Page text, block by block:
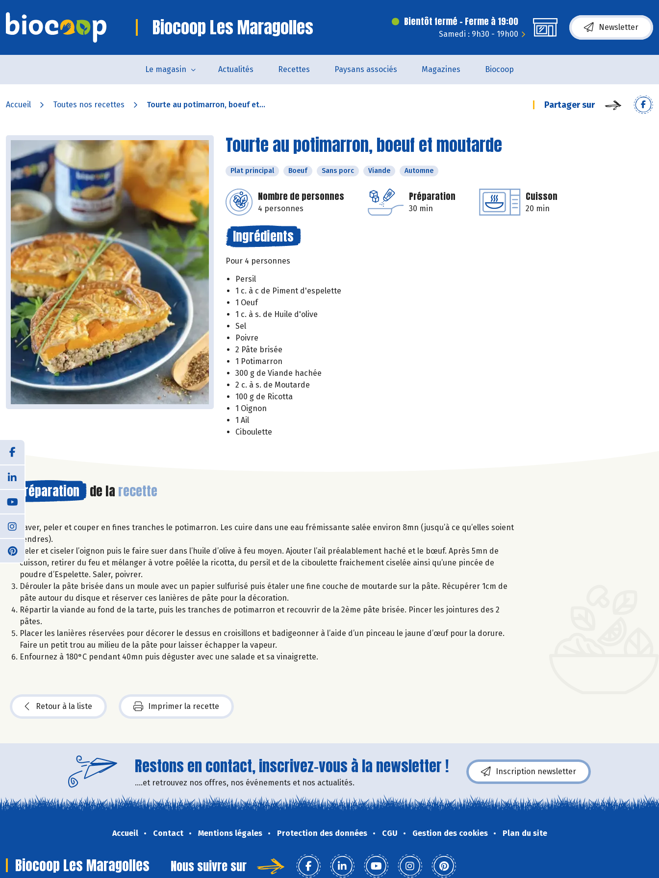
Biocoop Les Maragolles Bientôt fermé - Ferme à 19:00
Samedi : 9h30 - 19h00
Newsletter
Le magasin Actualités Recettes Paysans associés Magazines Biocoop
Accueil Toutes nos recettes Tourte au potimarron, boeuf et... Partager sur
Tourte au potimarron, boeuf et moutarde
Plat principal Boeuf Sans porc Viande Automne
Nombre de personnes
4 personnes
Préparation
30 min
Cuisson
20 min
Ingrédients
Pour 4 personnes
Persil
1 c. à c de Piment d'espelette
1 Oeuf
1 c. à s. de Huile d'olive
Sel
Poivre
2 Pâte brisée
1 Potimarron
300 g de Viande hachée
2 c. à s. de Moutarde
100 g de Ricotta
1 Oignon
1 Ail
Ciboulette
Préparation de la recette
Laver, peler et couper en fines tranches le potimarron. Les cuire dans une eau frémissante salée environ 8mn (jusqu’à ce qu’elles soient
tendres).
Peler et ciseler l’oignon puis le faire suer dans l’huile d’olive à feu moyen. Ajouter l’ail préalablement haché et le bœuf. Après 5mn de
cuisson, retirer du feu et mélanger à votre poêlée la ricotta, du persil et de la ciboulette fraichement ciselée ainsi qu’une pincée de
poudre d’Espelette. Saler, poivrer.
Dérouler la pâte brisée dans un moule avec un papier sulfurisé puis étaler une fine couche de moutarde sur la pâte. Récupérer 1cm de
pâte autour du disque et réserver ces lanières de pâte pour la décoration.
Répartir la viande au fond de la tarte, puis les tranches de potimarron et recouvrir de la 2ème pâte brisée. Pincer les jointures des 2
pâtes.
Placer les lanières réservées pour décorer le dessus en croisillons et badigeonner à l’aide d’un pinceau le jaune d’œuf pour la dorure.
Faire un petit trou au milieu de la pâte pour laisser échapper la vapeur.
Enfournez à 180°C pendant 40mn puis déguster avec une salade et sa vinaigrette.
Retour à la liste Imprimer la recette
Restons en contact, inscrivez-vous à la newsletter !
....et retrouvez nos offres, nos événements et nos actualités.
Inscription newsletter
Accueil Contact Mentions légales Protection des données CGU Gestion des cookies Plan du site
Biocoop Les Maragolles Nous suivre sur